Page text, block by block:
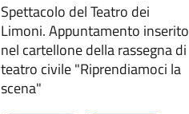
Spettacolo del Teatro dei
Limoni. Appuntamento inserito
nel cartellone della rassegna di
teatro civile "Riprendiamoci la
scena"